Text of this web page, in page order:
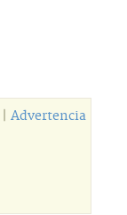
Advertencia